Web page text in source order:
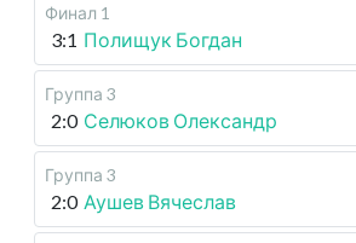
Финал 1
3:1 Полищук Богдан
Группа 3
2:0 Селюков Олександр
Группа 3
2:0 Аушев Вячеслав